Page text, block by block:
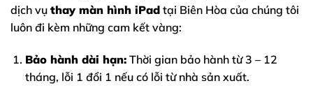
dịch vụ thay màn hình iPad tại Biên Hòa của chúng tôi
luôn đi kèm những cam kết vàng:
Bảo hành dài hạn:Thời gian bảo hành từ 3 – 12
tháng, lỗi 1 đổi 1 nếu có lỗi từ nhà sản xuất.